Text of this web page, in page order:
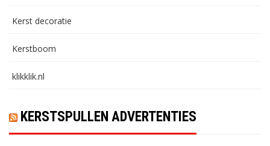
Kerst decoratie
Kerstboom
klikklik.nl
KERSTSPULLEN ADVERTENTIES